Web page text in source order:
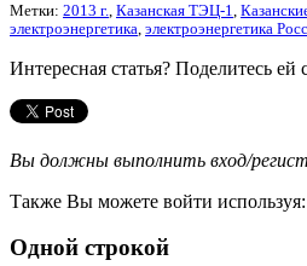
Метки: 2013 г. Казанская ТЭЦ‑1
электроэнергетика электроэнергетика
Интересная статья? Поделитесь ей
Вы должны выполнить вход/
Также Вы можете войти используя:
Одной строкой